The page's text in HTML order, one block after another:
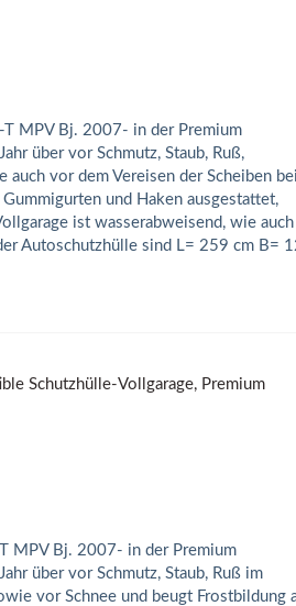
T MPV Bj. 2007- in der Premium
über vor Schmutz, Staub, Ruß,
auch vor dem Vereisen der Scheiben bei
und Haken ausgestattet,
ist wasserabweisend, wie auch
Autoschutzhülle sind L= 259 cm B=
Schutzhülle-Vollgarage, Premium
MPV Bj. 2007- in der Premium
über vor Schmutz, Staub, Ruß im
vor Schnee und beugt Frostbildung